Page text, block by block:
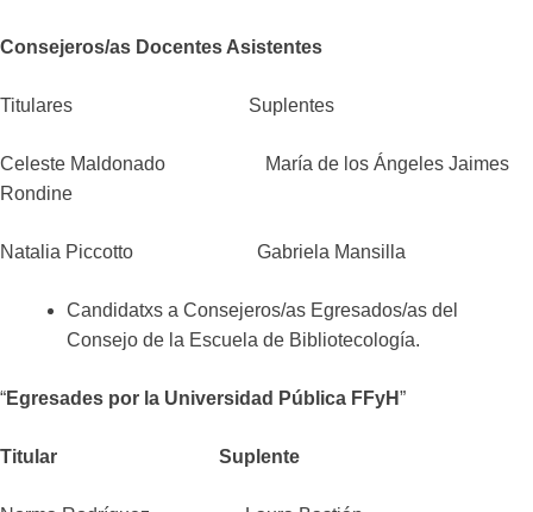
Consejeros/as Docentes Asistentes
Titulares Suplentes
Celeste Maldonado María de los Ángeles Jaimes
Rondine
Natalia Piccotto Gabriela Mansilla
Candidatxs a Consejeros/as Egresados/as del
Consejo de la Escuela de Bibliotecología.
“Egresades por la Universidad Pública FFyH”
Titular Suplente